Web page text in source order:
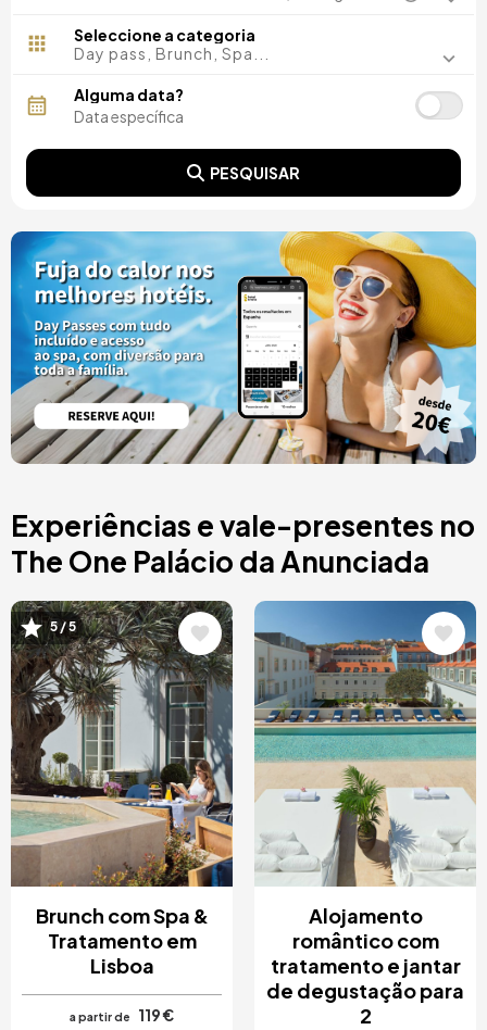
Málaga, Espanha
Costa del Sol, Espanha
Tarragona, Espanha
Tenerife, Espanha
Alicante, Espanha
Sevilla, Espanha
Pontevedra, Espanha
Lisboa, Portugal
Menorca, Espanha
Girona, Espanha
Gran Canaria, Espanha
Roma, Itália
Valencia, Espanha
Granada, Espanha
Porto, Portugal
Punta Cana, República Dominicana
Caceres, Espanha
Asturias, Espanha
Bilbao, Espanha
Cancun, Mexico
Amesterdão, Países Baixos
Seleccione a categoria
Day pass, Brunch, Spa...
Alguma data?
PESQUISAR
Experiências e vale-presentes no
The One Palácio da Anunciada
Imagem
5 / 5
Brunch com Spa &
Tratamento em
Lisboa
a partir de 119 €
Imagem
Alojamento
romântico com
tratamento e jantar
de degustação para
2